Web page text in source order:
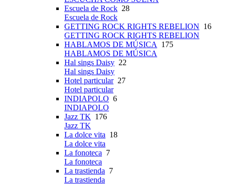
Escuela de Rock 28
Escuela de Rock
GETTING ROCK RIGHTS REBELION 16
GETTING ROCK RIGHTS REBELION
HABLAMOS DE MÚSICA 175
HABLAMOS DE MÚSICA
Hal sings Daisy 22
Hal sings Daisy
Hotel particular27
Hotel particular
INDIAPOLO 6
INDIAPOLO
Jazz TK 176
Jazz TK
La dolce vita 18
La dolce vita
La fonoteca 7
La fonoteca
La trastienda 7
La trastienda